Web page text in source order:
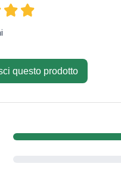
questo prodotto